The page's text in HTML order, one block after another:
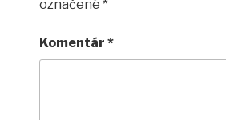
označené *
Komentár *